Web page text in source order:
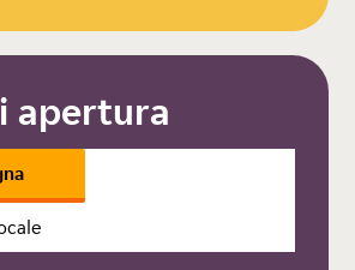
apertura